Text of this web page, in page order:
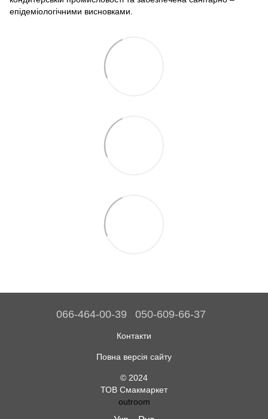
епідеміологічними висновками.
066-464-00-39 050-609-66-37
Контакти
Повна версія сайту
© 2024
ТОВ Смакмаркет
outroom